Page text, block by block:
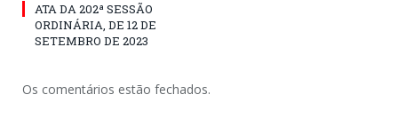
ATA DA 202ª SESSÃO
ORDINÁRIA, DE 12 DE
SETEMBRO DE 2023
Os comentários estão fechados.